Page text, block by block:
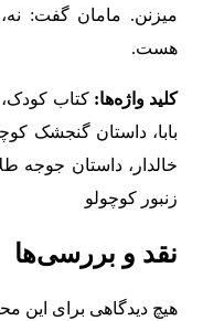
میزنن. مامان گفت:
هست.
کلید واژه‌ها:کتاب
بابا، داستان گنجشک
خالدار، داستان جوجه
زنبور کوچولو
نقد و بررسی‌ها
هیچ دیدگاهی برای این